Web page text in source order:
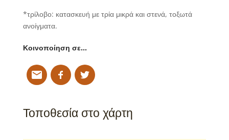
*τρίλοβο: κατασκευή με τρία μικρά και στενά, τοξωτά
ανοίγματα.
Κοινοποίηση σε…
Τοποθεσία στο χάρτη